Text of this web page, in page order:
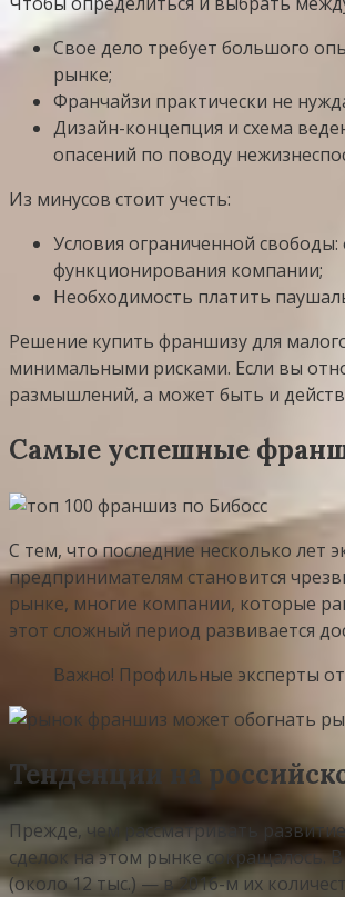
Свое дело требует большого
рынке;
Франчайзи практически не
Дизайн-концепция и схема
опасений по поводу
Из минусов стоит учесть:
Условия ограниченной
функционирования компании;
Необходимость платить
Решение купить франшизу для
минимальными рисками. Если вы
размышлений, а может быть и
Самые успешные
С тем, что последние несколько лет
предпринимателям становится
рынке, многие компании, которые
этот сложный период развивается
Важно! Профильные эксперты
Тенденции на
Прежде, чем рассматривать
сделок на этом рынке сокращалось.
(около 12 тыс.) — в 2016-м их